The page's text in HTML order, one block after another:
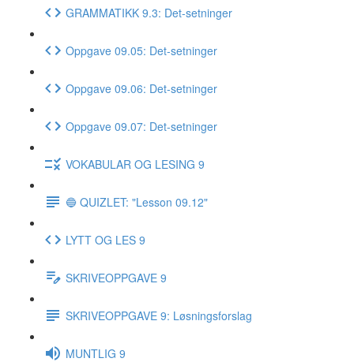
GRAMMATIKK 9.3: Det-setninger
Oppgave 09.05: Det-setninger
Oppgave 09.06: Det-setninger
Oppgave 09.07: Det-setninger
VOKABULAR OG LESING 9
🔵 QUIZLET: "Lesson 09.12"
LYTT OG LES 9
SKRIVEOPPGAVE 9
SKRIVEOPPGAVE 9: Løsningsforslag
MUNTLIG 9